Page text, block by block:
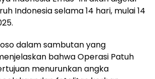
Indonesia selama 14 hari, mulai 14
dalam sambutan yang
bahwa Operasi Patuh
menurunkan angka